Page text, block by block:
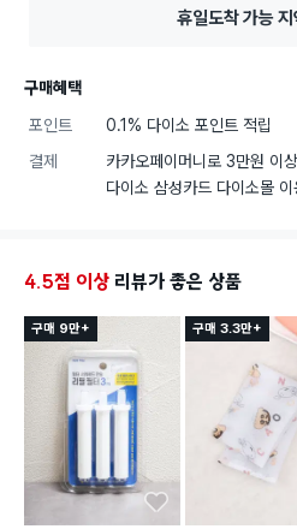
휴일도착 가능
구매혜택
포인트
0.1% 다이소 포인트 적립
결제
카카오페이머니로 3만원 이
다이소 삼성카드 다이소몰
4.5점 이상 리뷰가 좋은 상품
구매 9만+ 구매 3.3만+